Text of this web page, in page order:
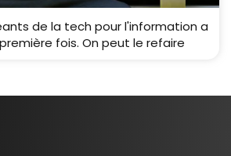
de la tech pour l'information a
fois. On peut le refaire